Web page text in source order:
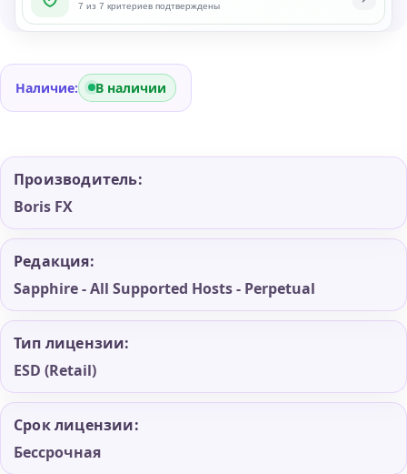
7 из 7 критериев подтверждены
Наличие: В наличии
Производитель:
Boris FX
Редакция:
Sapphire - All Supported Hosts - Perpetual
Тип лицензии:
ESD (Retail)
Срок лицензии:
Бессрочная